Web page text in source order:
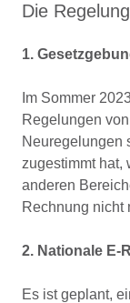
Die
1.
Im Sommer
Regelungen
Neuregelungen
zugestimmt hat,
anderen
Rechnung nicht
2. Nationale E-
Es ist geplant,